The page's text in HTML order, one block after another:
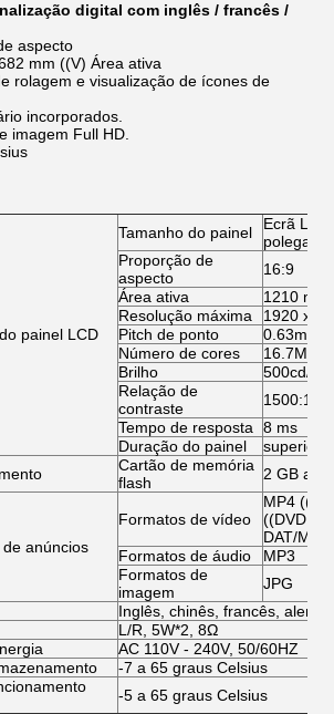
digital com inglês / francês /
aspecto
mm ((V) Área ativa
rolagem e visualização de ícones de
incorporados.
imagem Full HD.
painel LCD
Tamanho do painel
Ecrã
Proporção de
aspecto
16:9
Área ativa
1210
Resolução máxima
1920 x
Pitch de ponto
Número de cores
16.7M
Brilho
500cd/m2
Relação de
contraste
1500:1
Tempo de resposta
8 ms
Duração do painel
superior
Cartão de memória
flash
2 GB a
anúncios
Formatos de vídeo
MP4
DAT/
Formatos de áudio
MP3
Formatos de
imagem
JPG
Inglês, chinês, francês,
L/R, 5W*2, 8Ω
AC 110V - 240V, 50/60HZ
-7 a 65 graus Celsius
-5 a 65 graus Celsius